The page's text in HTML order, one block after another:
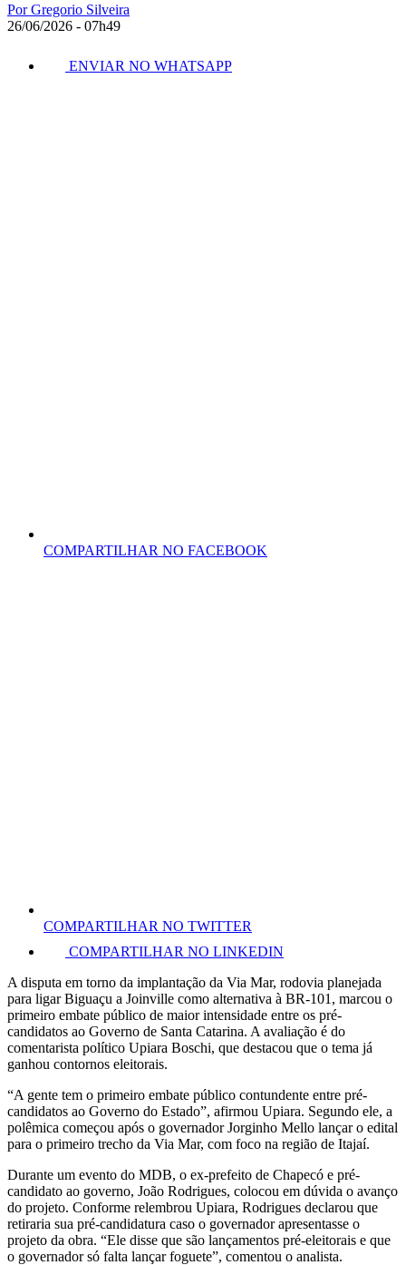
Por Gregorio Silveira
26/06/2026 - 07h49
ENVIAR NO WHATSAPP
COMPARTILHAR NO FACEBOOK
COMPARTILHAR NO TWITTER
COMPARTILHAR NO LINKEDIN
A disputa em torno da implantação da Via Mar, rodovia planejada
para ligar Biguaçu a Joinville como alternativa à BR-101, marcou o
primeiro embate público de maior intensidade entre os pré-
candidatos ao Governo de Santa Catarina. A avaliação é do
comentarista político Upiara Boschi, que destacou que o tema já
ganhou contornos eleitorais.
“A gente tem o primeiro embate público contundente entre pré-
candidatos ao Governo do Estado”, afirmou Upiara. Segundo ele, a
polêmica começou após o governador Jorginho Mello lançar o edital
para o primeiro trecho da Via Mar, com foco na região de Itajaí.
Durante um evento do MDB, o ex-prefeito de Chapecó e pré-
candidato ao governo, João Rodrigues, colocou em dúvida o avanço
do projeto. Conforme relembrou Upiara, Rodrigues declarou que
retiraria sua pré-candidatura caso o governador apresentasse o
projeto da obra. “Ele disse que são lançamentos pré-eleitorais e que
o governador só falta lançar foguete”, comentou o analista.